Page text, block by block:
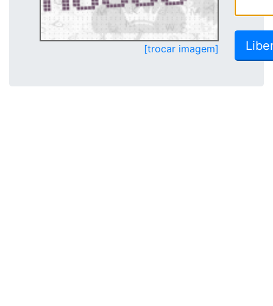
[trocar imagem]